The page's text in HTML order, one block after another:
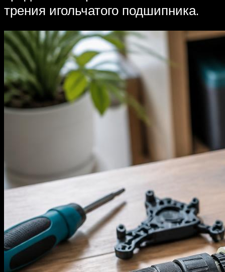
трения игольчатого подшипника.